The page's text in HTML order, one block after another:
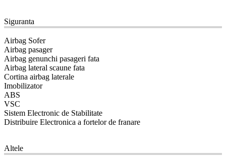
Siguranta
Airbag Sofer
Airbag pasager
Airbag genunchi pasageri fata
Airbag lateral scaune fata
Cortina airbag laterale
Imobilizator
ABS
VSC
Sistem Electronic de Stabilitate
Distribuire Electronica a fortelor de franare
Altele